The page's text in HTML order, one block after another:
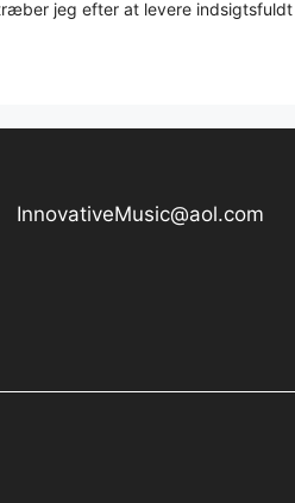
jeg efter at levere
InnovativeMusic@aol.com